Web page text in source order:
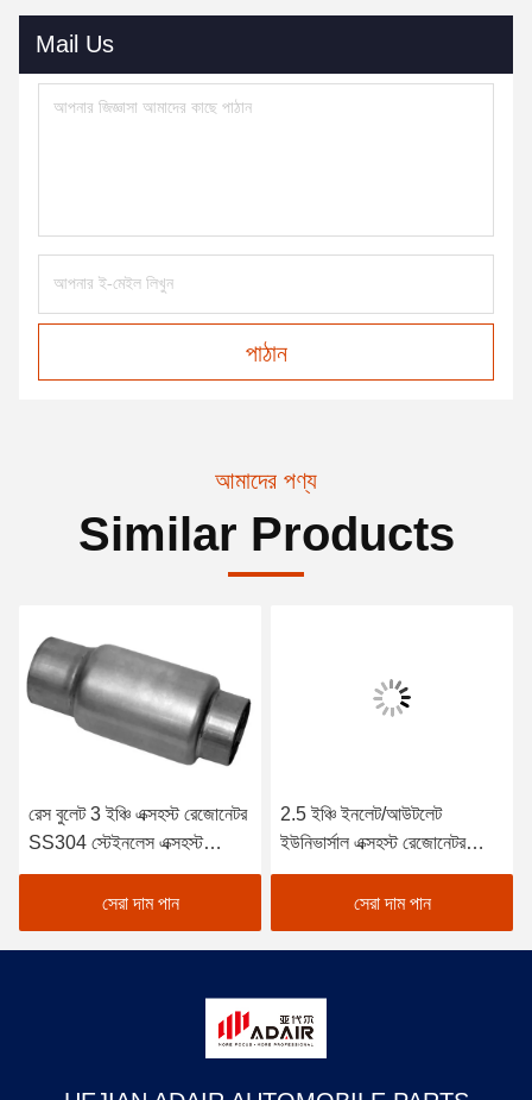
Mail Us
পাঠান
আমাদের পণ্য
Similar Products
রেস বুলেট 3 ইঞ্চি এক্সহস্ট রেজোনেটর
SS304 স্টেইনলেস এক্সহস্ট
রেজোনেটর 6.5 ইঞ্চি দৈর্ঘ্য
সেরা দাম পান
2.5 ইঞ্চি ইনলেট/আউটলেট
ইউনিভার্সাল এক্সহস্ট রেজোনেটর
বোতল স্টাইল
সেরা দাম পান